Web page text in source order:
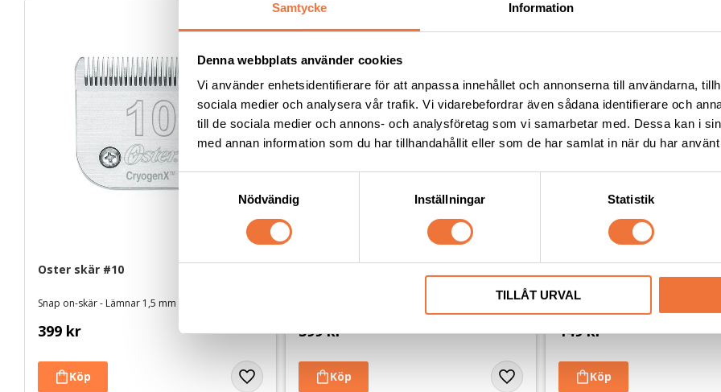
Samtycke Information
Denna webbplats använder cookies
Vi använder enhetsidentifierare för att anpassa innehållet och annonserna till användarna,
sociala medier och analysera vår trafik. Vi vidarebefordrar även sådana identifierare och
till de sociala medier och annons- och analysföretag som vi samarbetar med. Dessa kan i
med annan information som du har tillhandahållit eller som de har samlat in när du har
s
Nödvändig Inställningar Statistik
TILLÅT URVAL
Oster skär #10
Snap on-skär - Lämnar 1,5 mm
399 kr 399kr
13 cm
149kr